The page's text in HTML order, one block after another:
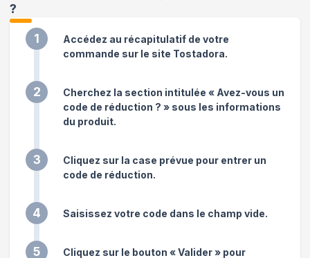
?
1
Accédez au récapitulatif de votre
commande sur le site Tostadora.
2
Cherchez la section intitulée « Avez-vous un
code de réduction ? » sous les informations
du produit.
3
Cliquez sur la case prévue pour entrer un
code de réduction.
4 Saisissez votre code dans le champ vide.
5
Cliquez sur le bouton « Valider » pour